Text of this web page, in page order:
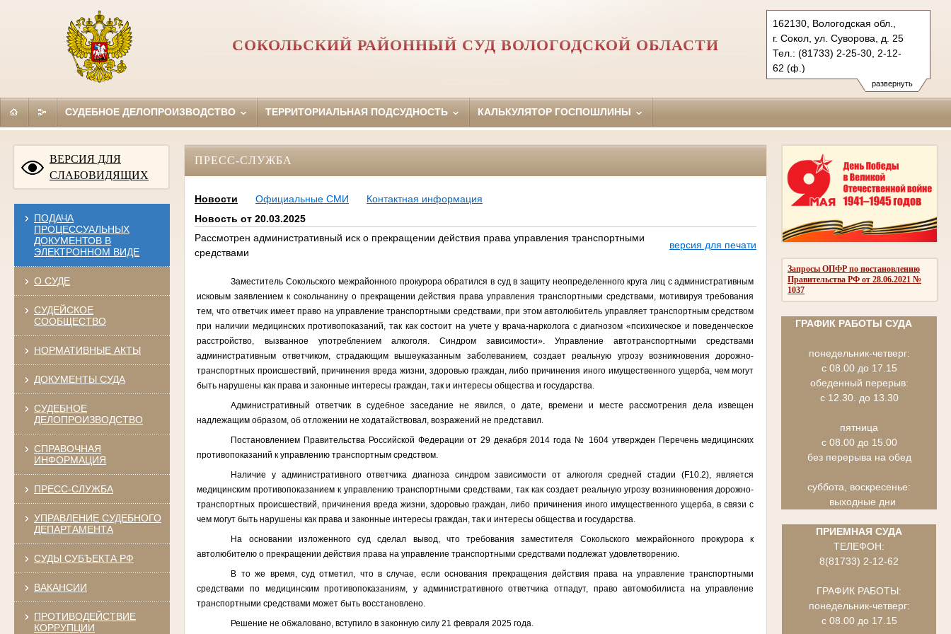
развернуть
162130, Вологодская обл.,
г. Сокол, ул. Суворова, д. 25
Тел.: (81733) 2-25-30, 2-12-
62 (ф.)
sokolsky.vld@sudrf.ru
СОКОЛЬСКИЙ РАЙОННЫЙ СУД ВОЛОГОДСКОЙ ОБЛАСТИ
СУДЕБНОЕ ДЕЛОПРОИЗВОДСТВО ТЕРРИТОРИАЛЬНАЯ ПОДСУДНОСТЬ КАЛЬКУЛЯТОР ГОСПОШЛИНЫ
ВЕРСИЯ ДЛЯ
СЛАБОВИДЯЩИХ
ПОДАЧА
ПРОЦЕССУАЛЬНЫХ
ДОКУМЕНТОВ В
ЭЛЕКТРОННОМ ВИДЕ
О СУДЕ
СУДЕЙСКОЕ
СООБЩЕСТВО
НОРМАТИВНЫЕ АКТЫ
ДОКУМЕНТЫ СУДА
СУДЕБНОЕ
ДЕЛОПРОИЗВОДСТВО
СПРАВОЧНАЯ
ИНФОРМАЦИЯ
ПРЕСС-СЛУЖБА
УПРАВЛЕНИЕ СУДЕБНОГО
ДЕПАРТАМЕНТА
СУДЫ СУБЪЕКТА РФ
ВАКАНСИИ
ПРОТИВОДЕЙСТВИЕ
КОРРУПЦИИ
Запросы ОПФР по постановлению
Правительства РФ от 28.06.2021 №
1037
ГРАФИК РАБОТЫ СУДА
понедельник-четверг:
с 08.00 до 17.15
обеденный перерыв:
с 12.30. до 13.30
пятница
с 08.00 до 15.00
без перерыва на обед
суббота, воскресенье:
выходные дни
ПРИЕМНАЯ СУДА
ТЕЛЕФОН:
8(81733) 2-12-62
ГРАФИК РАБОТЫ:
понедельник-четверг:
с 08.00 до 17.15
ПРЕСС-СЛУЖБА
Новости Официальные СМИ
Контактная информация
Новость от 20.03.2025
Рассмотрен административный иск о прекращении действия права управления транспортными
средствами
версия для печати
Заместитель Сокольского межрайонного прокурора обратился в суд в защиту неопределенного круга лиц с административным
исковым заявлением к сокольчанину о прекращении действия права управления транспортными средствами, мотивируя требования
тем, что ответчик имеет право на управление транспортными средствами, при этом автолюбитель управляет транспортным средством
при наличии медицинских противопоказаний, так как состоит на учете у врача-нарколога с диагнозом «психическое и поведенческое
расстройство, вызванное употреблением алкоголя. Синдром зависимости». Управление автотранспортными средствами
административным ответчиком, страдающим вышеуказанным заболеванием, создает реальную угрозу возникновения дорожно-
транспортных происшествий, причинения вреда жизни, здоровью граждан, либо причинения иного имущественного ущерба, чем могут
быть нарушены как права и законные интересы граждан, так и интересы общества и государства.
Административный ответчик в судебное заседание не явился, о дате, времени и месте рассмотрения дела извещен
надлежащим образом, об отложении не ходатайствовал, возражений не представил.
Постановлением Правительства Российской Федерации от 29 декабря 2014 года № 1604 утвержден Перечень медицинских
противопоказаний к управлению транспортным средством.
Наличие у административного ответчика диагноза синдром зависимости от алкоголя средней стадии (F10.2), является
медицинским противопоказанием к управлению транспортными средствами, так как создает реальную угрозу возникновения дорожно-
транспортных происшествий, причинения вреда жизни, здоровью граждан, либо причинения иного имущественного ущерба, в связи с
чем могут быть нарушены как права и законные интересы граждан, так и интересы общества и государства.
На основании изложенного суд сделал вывод, что требования заместителя Сокольского межрайонного прокурора к
автолюбителю о прекращении действия права на управление транспортными средствами подлежат удовлетворению.
В то же время, суд отметил, что в случае, если основания прекращения действия права на управление транспортными
средствами по медицинским противопоказаниям, у административного ответчика отпадут, право автомобилиста на управление
транспортными средствами может быть восстановлено.
Решение не обжаловано, вступило в законную силу 21 февраля 2025 года.